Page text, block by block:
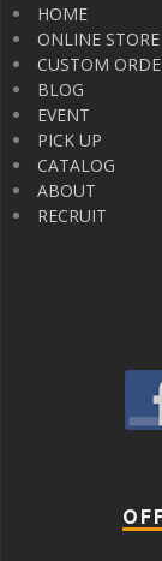
HOME
ONLINE STORE
CUSTOM
BLOG
EVENT
PICK UP
CATALOG
ABOUT
RECRUIT